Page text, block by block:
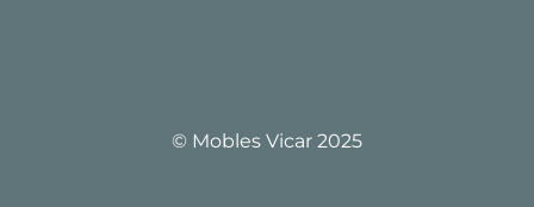
© Mobles Vicar 2025